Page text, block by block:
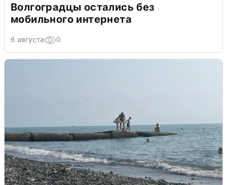
Волгоградцы остались без
мобильного интернета
6 августа 0